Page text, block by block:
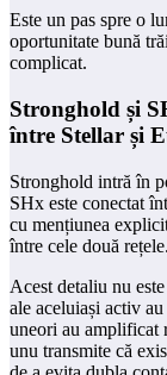
Este un pas spre o
oportunitate bună
complicat.
Stronghold și
între Stellar și
Stronghold intră în
SHx este conectat
cu mențiunea
între cele două rețele.
Acest detaliu nu
ale aceluiași activ
uneori au amplificat
unu transmite că